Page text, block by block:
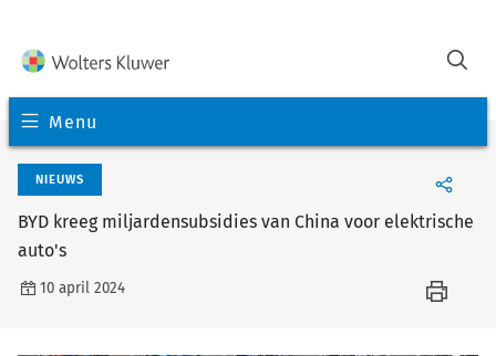
Menu
NIEUWS
BYD kreeg miljardensubsidies van China voor elektrische
auto's
10 april 2024